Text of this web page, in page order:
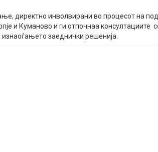
директно инволвирани во процесот на
и Куманово и ги отпочнаа консултациите
заеднички решенија.